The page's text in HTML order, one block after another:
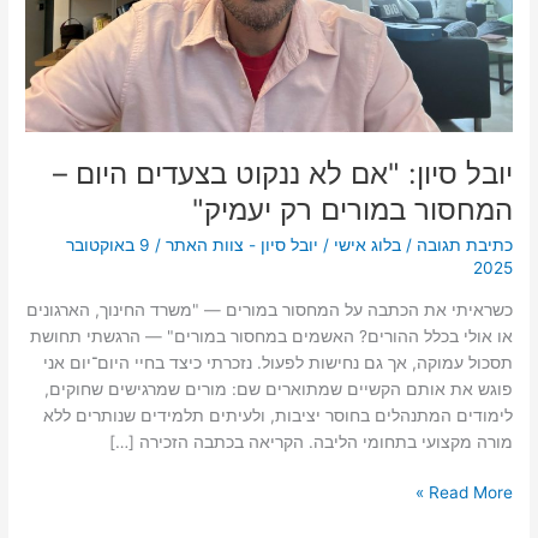
יובל סיון: "אם לא ננקוט בצעדים היום –
המחסור במורים רק יעמיק"
כתיבת תגובה /בלוג אישי / יובל סיון - צוות האתר/
9 באוקטובר
2025
כשראיתי את הכתבה על המחסור במורים — "משרד החינוך, הארגונים
או אולי בכלל ההורים? האשמים במחסור במורים" — הרגשתי תחושת
תסכול עמוקה, אך גם נחישות לפעול. נזכרתי כיצד בחיי היום־יום אני
פוגש את אותם הקשיים שמתוארים שם: מורים שמרגישים שחוקים,
לימודים המתנהלים בחוסר יציבות, ולעיתים תלמידים שנותרים ללא
מורה מקצועי בתחומי הליבה. הקריאה בכתבה הזכירה […]
במורים
רק
יעמיק"
Read More »